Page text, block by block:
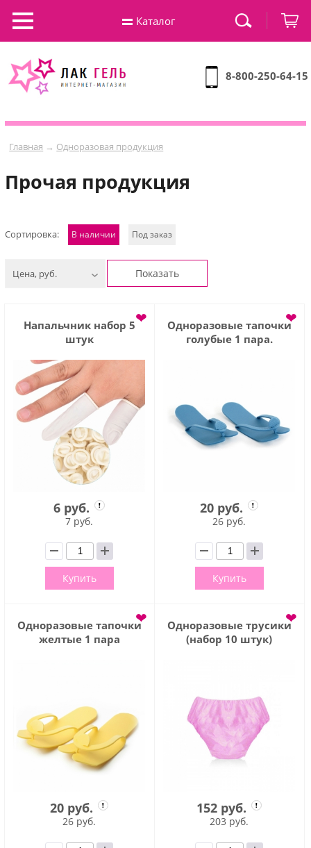
8-800-250-64-15
Главная → Одноразовая продукция
Прочая продукция
Сортировка: В наличии Под заказ
Цена, руб. Показать
Напальчник набор 5
штук
❤
6 руб.
7 руб.
Купить
Одноразовые тапочки
голубые 1 пара.
❤
20 руб.
26 руб.
Купить
Одноразовые тапочки
желтые 1 пара
❤
20 руб.
26 руб.
Одноразовые трусики
(набор 10 штук)
❤
152 руб.
203 руб.
Каталог